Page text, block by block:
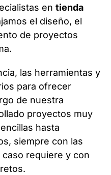
en tienda
el diseño, el
de proyectos
las herramientas y
para ofrecer
de nuestra
proyectos muy
hasta
siempre con las
requiere y con